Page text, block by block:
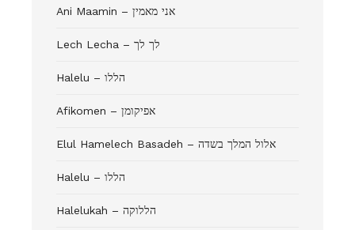
Ani Maamin – אני מאמין
Lech Lecha – לך לך
Halelu – הללו
Afikomen – אפיקומן
Elul Hamelech Basadeh – אלול המלך בשדה
Halelu – הללו
Halelukah – הללוקה